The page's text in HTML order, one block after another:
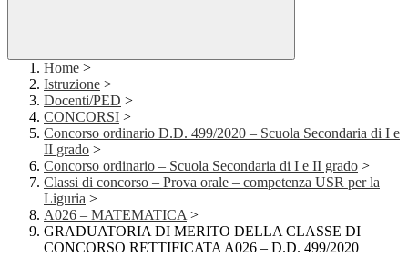
Home >
Istruzione >
Docenti/PED >
CONCORSI >
Concorso ordinario D.D. 499/2020 – Scuola Secondaria di I e
II grado >
Concorso ordinario – Scuola Secondaria di I e II grado >
Classi di concorso – Prova orale – competenza USR per la
Liguria >
A026 – MATEMATICA >
GRADUATORIA DI MERITO DELLA CLASSE DI
CONCORSO RETTIFICATA A026 – D.D. 499/2020